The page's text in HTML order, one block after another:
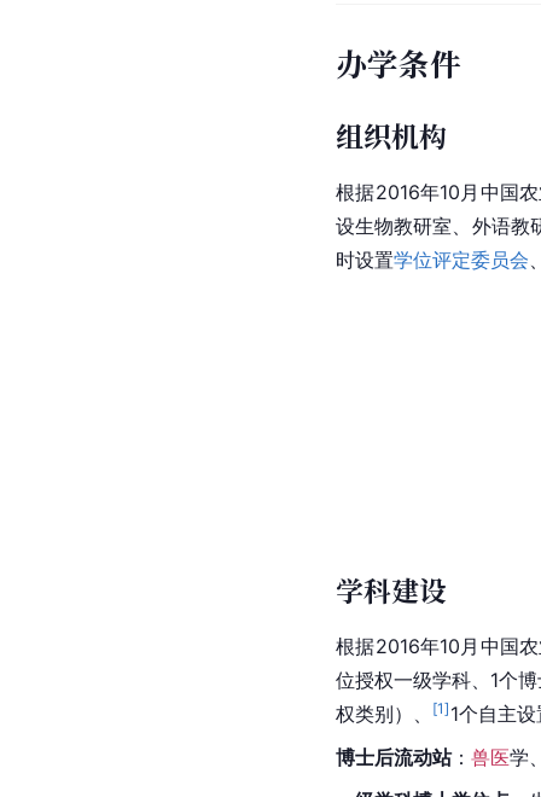
办学条件
组织机构
根据2016年10月中国
设生物教研室、外语教
时设置学位评定委员会
学科建设
根据2016年10月中国
位授权一级学科、1个
权类别）、
[1] 1个自主
博士后流动站： 兽医学